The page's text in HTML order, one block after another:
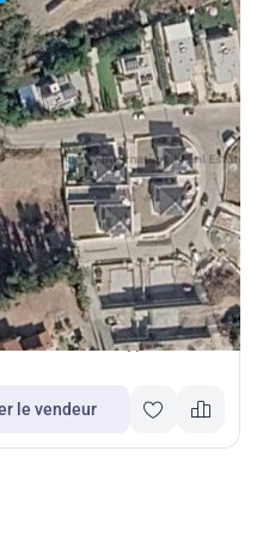
Limassol, Chypre No.
le vendeur